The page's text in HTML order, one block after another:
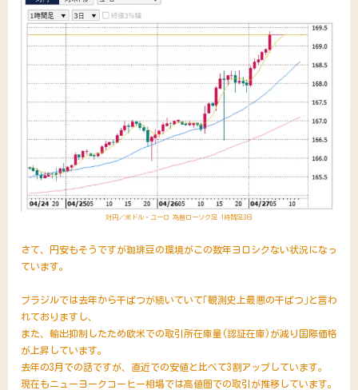
対円／米ドル・ユーロ 為替ローソク足 1時間足3日
さて、円安もそうですが珈琲豆の環境がこの数年ヨロシクない状況になっ
ています。
ブラジルでは去年から干ばつが続いていて｢観測史上最悪の干ばつ｣と言わ
れておりますし、
また、輸出抑制したため欧米での取引所在庫量(認証在庫)が減り国際価格
が上昇しています。
去年の3月での話ですが、直近での安値と比べて3割アップしています。
現在もニューヨークコーヒー相場では高値圏での取引が推移しています。